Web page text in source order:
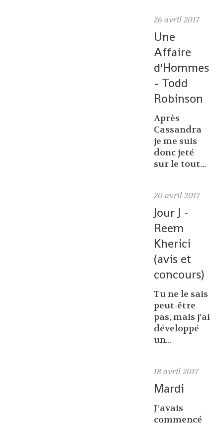
26 avril 2017
Une
Affaire
d'Hommes
- Todd
Robinson
Après
Cassandra
je me suis
donc jeté
sur le tout...
20 avril 2017
Jour J -
Reem
Kherici
(avis et
concours)
Tu ne le sais
peut-être
pas, mais j’ai
développé
un...
18 avril 2017
Mardi
J’avais
commencé